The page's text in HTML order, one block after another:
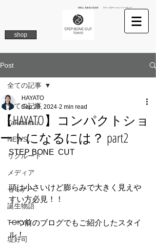
南青山 表参道の美容院 ステップボーンカットトーキョー
shop
Post
全ての記事
Takamitsu
NEWS
リクルート
メディア
セミナー
誕生物語
TOKYO
堤好司
全ての記事
【HAYATO】コンパクトショ
ートになるには？ part2
HAYATO
Sep 28, 2024 2 min read
STEP BONE  CUT
頭は小さいけど膨らみで大きく見えや
すい方必見！！
一つ前のブログでもご紹介したスタイ
ル！